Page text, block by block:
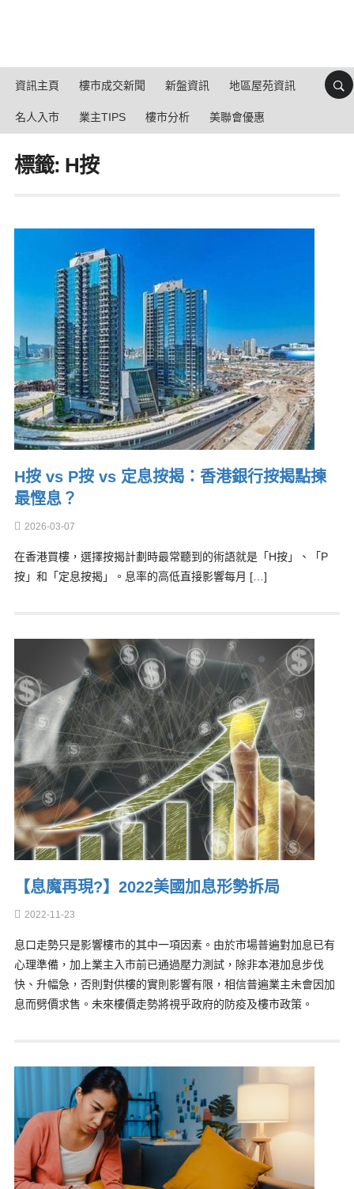
資訊主頁 樓市成交新聞 新盤資訊 地區屋苑資訊
名人入市 業主TIPS 樓市分析 美聯會優惠
標籤: H按
H按 vs P按 vs 定息按揭：香港銀行按揭點揀
最慳息？
2026-03-07
在香港買樓，選擇按揭計劃時最常聽到的術語就是「H按」、「P
按」和「定息按揭」。息率的高低直接影響每月 […]
【息魔再現?】2022美國加息形勢拆局
2022-11-23
息口走勢只是影響樓市的其中一項因素。由於市場普遍對加息已有
心理準備，加上業主入市前已通過壓力測試，除非本港加息步伐
快、升幅急，否則對供樓的實則影響有限，相信普遍業主未會因加
息而劈價求售。未來樓價走勢將視乎政府的防疫及樓市政策。